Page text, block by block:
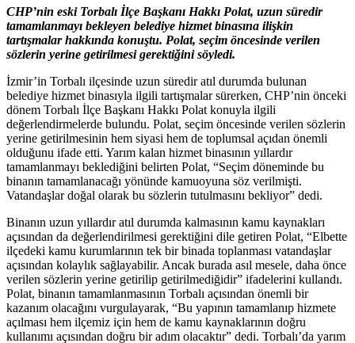
CHP’nin eski Torbalı İlçe Başkanı Hakkı Polat, uzun süredir
tamamlanmayı bekleyen belediye hizmet binasına ilişkin
tartışmalar hakkında konuştu. Polat, seçim öncesinde verilen
sözlerin yerine getirilmesi gerektiğini söyledi.
İzmir’in Torbalı ilçesinde uzun süredir atıl durumda bulunan
belediye hizmet binasıyla ilgili tartışmalar sürerken, CHP’nin önceki
dönem Torbalı İlçe Başkanı Hakkı Polat konuyla ilgili
değerlendirmelerde bulundu. Polat, seçim öncesinde verilen sözlerin
yerine getirilmesinin hem siyasi hem de toplumsal açıdan önemli
olduğunu ifade etti. Yarım kalan hizmet binasının yıllardır
tamamlanmayı beklediğini belirten Polat, “Seçim döneminde bu
binanın tamamlanacağı yönünde kamuoyuna söz verilmişti.
Vatandaşlar doğal olarak bu sözlerin tutulmasını bekliyor” dedi.
Binanın uzun yıllardır atıl durumda kalmasının kamu kaynakları
açısından da değerlendirilmesi gerektiğini dile getiren Polat, “Elbette
ilçedeki kamu kurumlarının tek bir binada toplanması vatandaşlar
açısından kolaylık sağlayabilir. Ancak burada asıl mesele, daha önce
verilen sözlerin yerine getirilip getirilmediğidir” ifadelerini kullandı.
Polat, binanın tamamlanmasının Torbalı açısından önemli bir
kazanım olacağını vurgulayarak, “Bu yapının tamamlanıp hizmete
açılması hem ilçemiz için hem de kamu kaynaklarının doğru
kullanımı açısından doğru bir adım olacaktır” dedi. Torbalı’da yarım